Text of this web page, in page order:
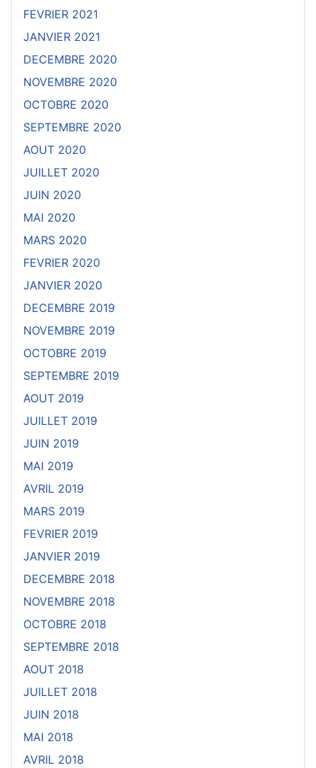
FEVRIER 2021
JANVIER 2021
DECEMBRE 2020
NOVEMBRE 2020
OCTOBRE 2020
SEPTEMBRE 2020
AOUT 2020
JUILLET 2020
JUIN 2020
MAI 2020
MARS 2020
FEVRIER 2020
JANVIER 2020
DECEMBRE 2019
NOVEMBRE 2019
OCTOBRE 2019
SEPTEMBRE 2019
AOUT 2019
JUILLET 2019
JUIN 2019
MAI 2019
AVRIL 2019
MARS 2019
FEVRIER 2019
JANVIER 2019
DECEMBRE 2018
NOVEMBRE 2018
OCTOBRE 2018
SEPTEMBRE 2018
AOUT 2018
JUILLET 2018
JUIN 2018
MAI 2018
AVRIL 2018